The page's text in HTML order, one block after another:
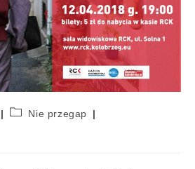
Nie przegap